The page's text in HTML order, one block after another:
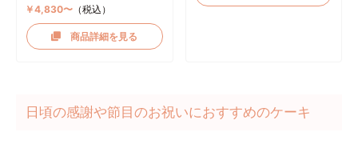
￥4,830〜（税込）
商品詳細を見る
日頃の感謝や節目のお祝いにおすすめのケーキ